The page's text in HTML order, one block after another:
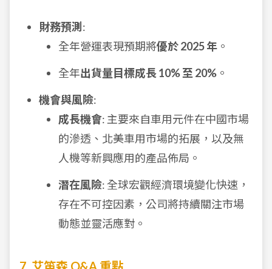
財務預測 :
全年營運表現預期將優於 2025 年 。
全年出貨量目標成長 10% 至 20% 。
機會與風險:
成長機會: 主要來自車用元件在中國市場
的滲透、北美車用市場的拓展，以及無
人機等新興應用的產品佈局。
潛在風險: 全球宏觀經濟環境變化快速，
存在不可控因素，公司將持續關注市場
動態並靈活應對。
7. 艾笛森 Q&A 重點